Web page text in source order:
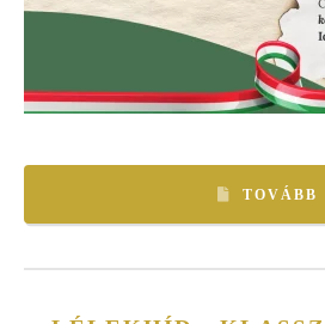
TOVÁBB